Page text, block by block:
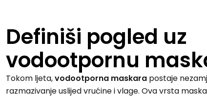
Definiši pogled uz
vodootpornu
Tokom ljeta,vodootporna maskara postaje
razmazivanje uslijed vrućine i vlage. Ova vrsta